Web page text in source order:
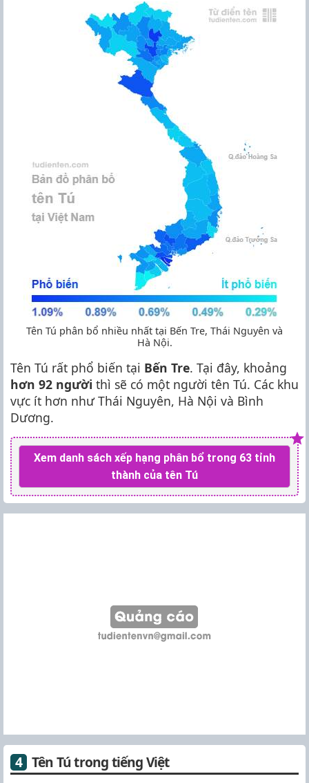
Tên Tú phân bổ nhiều nhất tại Bến Tre, Thái Nguyên và
Hà Nội.
Tên Tú rất phổ biến tại Bến Tre. Tại đây, khoảng
hơn 92 người thì sẽ có một người tên Tú. Các khu
vực ít hơn như Thái Nguyên, Hà Nội và Bình
Dương.
Xem danh sách xếp hạng phân bổ trong 63 tỉnh
thành của tên Tú
Tên Tú trong tiếng Việt